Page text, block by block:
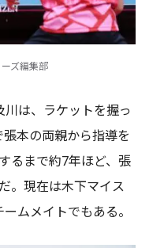
ズ編集部
は、ラケットを握っ
本の両親から指導を
るまで約7年ほど、張
。現在は木下マイス
ムメイトでもある。